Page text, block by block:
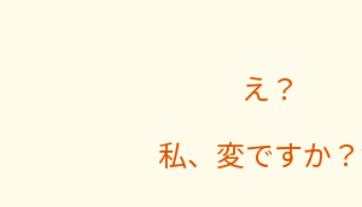
え？
私、変ですか